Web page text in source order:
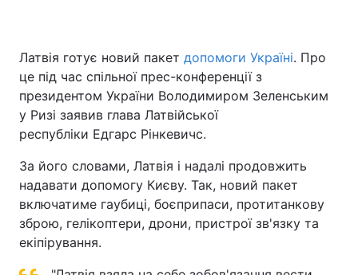
Україна Політика
Економіка Світ
Техно і зв'язок Лайт
Зброя Інциденти
Здоров'я
Латвія готує новий пакет допомоги Україні. Про
це під час спільної прес-конференції з
президентом України Володимиром Зеленським
у Ризі заявив глава Латвійської
республіки Едгарс Рінкевичс.
За його словами, Латвія і надалі продовжить
надавати допомогу Києву. Так, новий пакет
включатиме гаубиці, боєприпаси, протитанкову
зброю, гелікоптери, дрони, пристрої зв'язку та
екіпірування.